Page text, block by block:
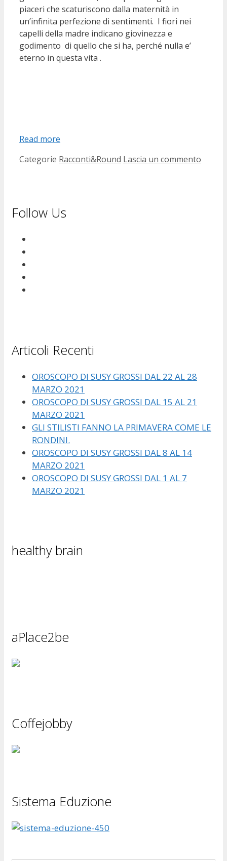
piaceri che scaturiscono dalla maternità in
un’infinita perfezione di sentimenti. I fiori nei
capelli della madre indicano giovinezza e
godimento di quello che si ha, perché nulla e’
eterno in questa vita .
Read more
Categorie Racconti&Round Lascia un commento
Follow Us
Articoli Recenti
OROSCOPO DI SUSY GROSSI DAL 22 AL 28
MARZO 2021
OROSCOPO DI SUSY GROSSI DAL 15 AL 21
MARZO 2021
GLI STILISTI FANNO LA PRIMAVERA COME LE
RONDINI.
OROSCOPO DI SUSY GROSSI DAL 8 AL 14
MARZO 2021
OROSCOPO DI SUSY GROSSI DAL 1 AL 7
MARZO 2021
healthy brain
aPlace2be
Coffejobby
Sistema Eduzione